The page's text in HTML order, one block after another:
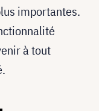
importantes.
à tout